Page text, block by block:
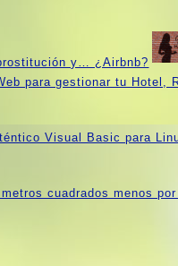
y… ¿Airbnb?
para gestionar tu Hotel,
Visual Basic para
cuadrados menos